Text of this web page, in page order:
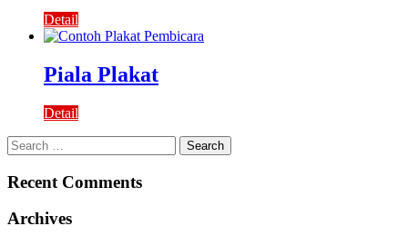
Detail
Piala Plakat
Detail
Search
for:
Recent Comments
Archives